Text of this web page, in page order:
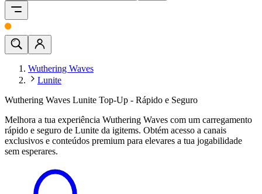
Wuthering Waves
Lunite
Wuthering Waves Lunite Top-Up - Rápido e Seguro
Melhora a tua experiência Wuthering Waves com um carregamento
rápido e seguro de Lunite da igitems. Obtém acesso a canais
exclusivos e conteúdos premium para elevares a tua jogabilidade
sem esperares.